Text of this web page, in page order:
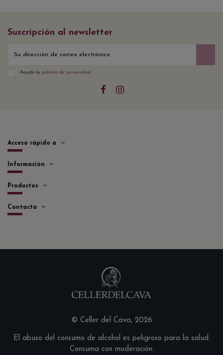
Suscripción al newsletter
Acepto la política de privacidad
Acceso rápido a
Información
Productos
Contacta
© Celler del Cava, 2026
El abuso del consumo de alcohol es peligroso para la salud.
Consuma con moderación.